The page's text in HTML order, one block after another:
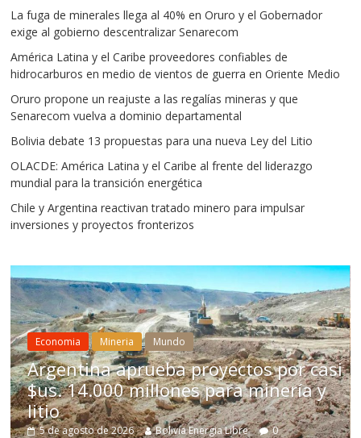
La fuga de minerales llega al 40% en Oruro y el Gobernador
exige al gobierno descentralizar Senarecom
América Latina y el Caribe proveedores confiables de
hidrocarburos en medio de vientos de guerra en Oriente Medio
Oruro propone un reajuste a las regalías mineras y que
Senarecom vuelva a dominio departamental
Bolivia debate 13 propuestas para una nueva Ley del Litio
OLACDE: América Latina y el Caribe al frente del liderazgo
mundial para la transición energética
Chile y Argentina reactivan tratado minero para impulsar
inversiones y proyectos fronterizos
Mundo
proyectos por casi
millones para minería y
Bolivia Energia Libre 0
Mineria Mundo
Chile
para
Bolivia no
estructurales
5 de agosto de 2026